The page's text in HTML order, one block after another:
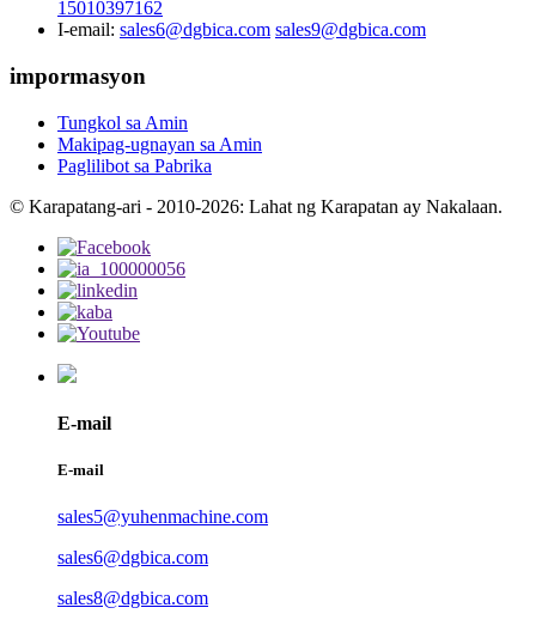
15010397162
I-email: sales6@dgbica.com sales9@dgbica.com
impormasyon
Tungkol sa Amin
Makipag-ugnayan sa Amin
Paglilibot sa Pabrika
© Karapatang-ari - 2010-2026: Lahat ng Karapatan ay Nakalaan.
E-mail
E-mail
sales5@yuhenmachine.com
sales6@dgbica.com
sales8@dgbica.com